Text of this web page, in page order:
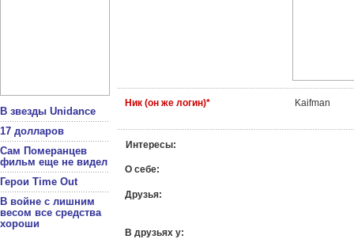
В звезды Unidance
17 долларов
Сам Померанцев
фильм еще не видел
Герои Time Out
В войне с лишним
весом все средства
хороши
Ник (он же логин)* Kaifman
Интересы:
О себе:
Друзья:
В друзьях у: